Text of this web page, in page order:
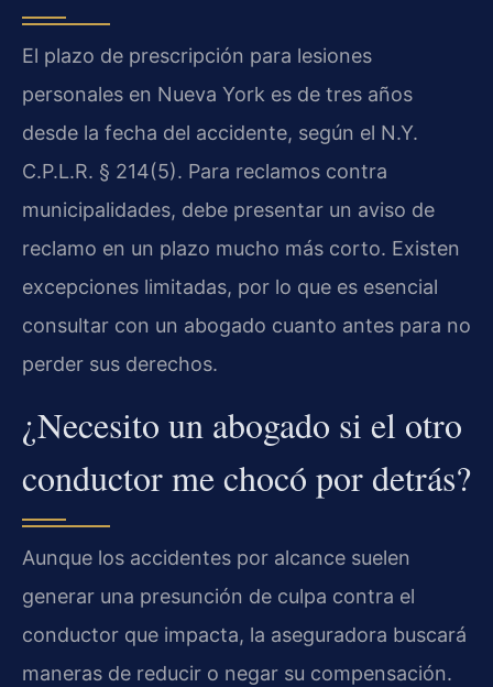
El plazo de prescripción para lesiones
personales en Nueva York es de tres años
desde la fecha del accidente, según el N.Y.
C.P.L.R. § 214(5). Para reclamos contra
municipalidades, debe presentar un aviso de
reclamo en un plazo mucho más corto. Existen
excepciones limitadas, por lo que es esencial
consultar con un abogado cuanto antes para no
perder sus derechos.
¿Necesito un abogado si el otro
conductor me chocó por detrás?
Aunque los accidentes por alcance suelen
generar una presunción de culpa contra el
conductor que impacta, la aseguradora buscará
maneras de reducir o negar su compensación.